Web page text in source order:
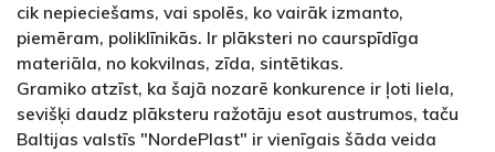
cik nepieciešams, vai spolēs, ko vairāk izmanto,
piemēram, poliklīnikās. Ir plāksteri no caurspīdīga
materiāla, no kokvilnas, zīda, sintētikas.
Gramiko atzīst, ka šajā nozarē konkurence ir ļoti liela,
sevišķi daudz plāksteru ražotāju esot austrumos, taču
Baltijas valstīs "NordePlast" ir vienīgais šāda veida